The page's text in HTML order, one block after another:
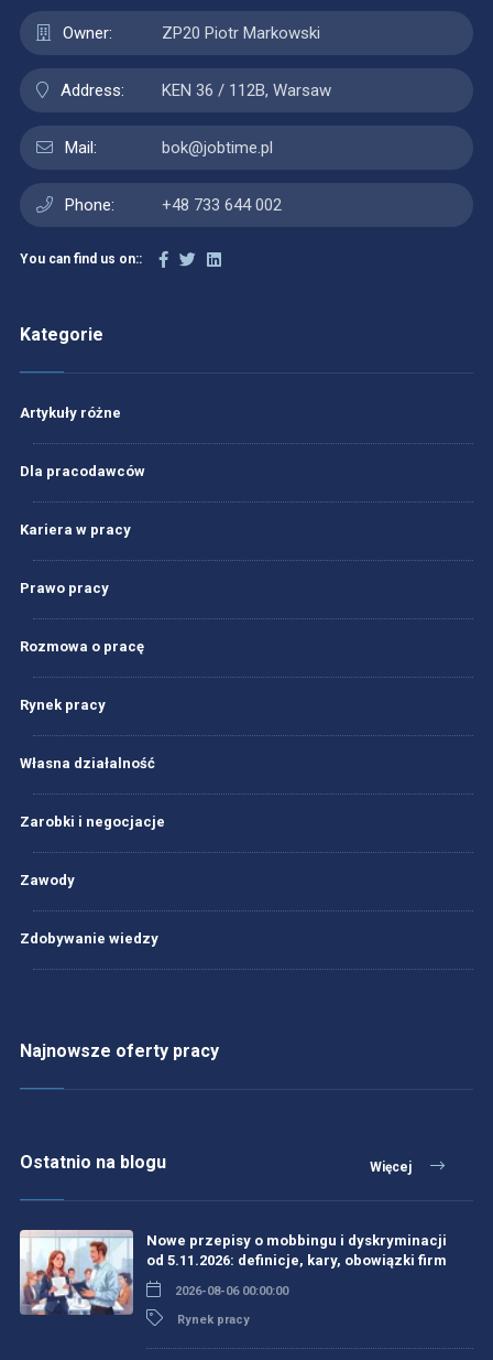
Owner: ZP20 Piotr Markowski
Address: KEN 36 / 112B, Warsaw
Mail: bok@jobtime.pl
Phone: +48 733 644 002
You can find us on::
Kategorie
Artykuły różne
Dla pracodawców
Kariera w pracy
Prawo pracy
Rozmowa o pracę
Rynek pracy
Własna działalność
Zarobki i negocjacje
Zawody
Zdobywanie wiedzy
Najnowsze oferty pracy
Ostatnio na blogu Więcej
Nowe przepisy o mobbingu i dyskryminacji
od 5.11.2026: definicje, kary, obowiązki firm
2026-08-06 00:00:00
Rynek pracy